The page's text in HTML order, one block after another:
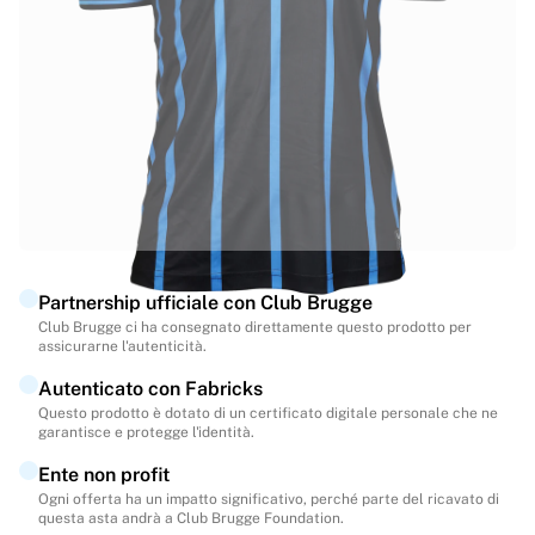
Aste dei Campionati del Mondo
Collezione delle leggende
Visualizza tutto in Calcio
Squadre principali
Paris Saint-Germain
FC Bayern München
Visualizza tutte le squadre
Campionati del Mondo 2026
Premier League
Serie A
Ligue 1
Partnership ufficiale con Club Brugge
Club Brugge ci ha consegnato direttamente questo prodotto per
assicurarne l'autenticità.
Autenticato con Fabricks
Questo prodotto è dotato di un certificato digitale personale che ne
garantisce e protegge l'identità.
Ente non profit
Ogni offerta ha un impatto significativo, perché parte del ricavato di
questa asta andrà a Club Brugge Foundation.